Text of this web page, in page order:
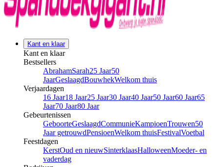
Kant en klaar
Kant en klaar
Bestsellers
AbrahamSarah25 Jaar50
JaarGeslaagdBouwhekWelkom thuis
Verjaardagen
16 Jaar18 Jaar25 Jaar30 Jaar40 Jaar50 Jaar60 Jaar65
Jaar70 Jaar80 Jaar
Gebeurtenissen
GeboorteGeslaagdCommunieKampioenTrouwen50
Jaar getrouwdPensioenWelkom thuisFestivalVoetbal
Feestdagen
KerstOud en nieuwSinterklaasHalloweenMoeder- en
vaderdag